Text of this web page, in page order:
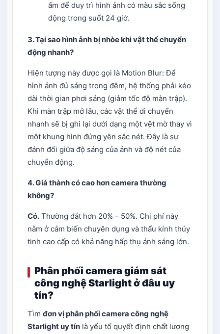
ấm để duy trì hình ảnh có màu sắc sống
động trong suốt 24 giờ.
3. Tại sao hình ảnh bị nhòe khi vật thể chuyển
động nhanh?
Hiện tượng này được gọi là Motion Blur: Để
hình ảnh đủ sáng trong đêm, hệ thống phải kéo
dài thời gian phơi sáng (giảm tốc độ màn trập).
Khi màn trập mở lâu, các vật thể di chuyển
nhanh sẽ bị ghi lại dưới dạng một vệt mờ thay vì
một khung hình đứng yên sắc nét. Đây là sự
đánh đổi giữa độ sáng của ảnh và độ nét của
chuyển động.
4. Giá thành có cao hơn camera thường
không?
Có. Thường đắt hơn 20% – 50%. Chi phí này
nằm ở cảm biến chuyên dụng và thấu kính thủy
tinh cao cấp có khả năng hấp thụ ánh sáng lớn.
Phân phối camera giám sát
công nghệ Starlight ở đâu uy
tín?
Tìm đơn vị phân phối camera công nghệ
Starlight uy tín là yếu tố quyết định chất lượng